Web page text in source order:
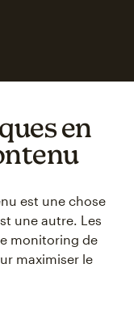
en
est une chose
une autre. Les
monitoring de
maximiser le